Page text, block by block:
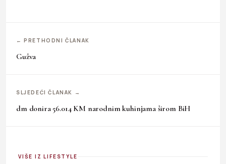
← PRETHODNI ČLANAK
Gužva
SLJEDEĆI ČLANAK →
dm donira 56.014 KM narodnim kuhinjama širom BiH
VIŠE IZ LIFESTYLE